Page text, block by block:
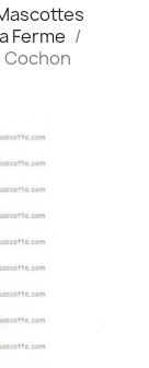
Ferme